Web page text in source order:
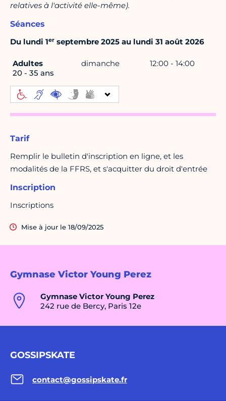
Gymnase Victor Young Perez
Gymnase Victor Young Perez
242 rue de Bercy, Paris 12e
GOSSIPSKATE
contact@gossipskate.fr
relatives à l'activité elle-même).
Séances
Du lundi 1er septembre 2025 au lundi 31 août 2026
Adultes
20 - 35 ans
dimanche 12:00 - 14:00
Tarif
Remplir le bulletin d'inscription en ligne, et les
modalités de la FFRS, et s'acquitter du droit d'entrée
Inscription
Inscriptions
Mise à jour le 18/09/2025